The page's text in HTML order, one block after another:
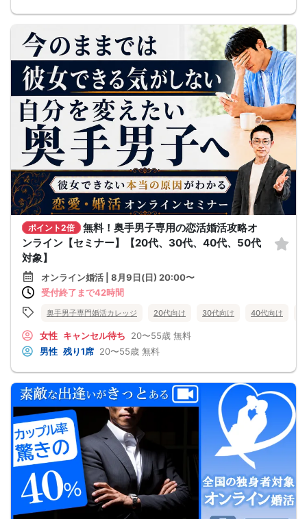
ポイント2倍
無料！奥手男子専用の恋活婚活攻略オ
ンライン【セミナー】【20代、30代、40代、50代
対象】
オンライン婚活 | 8月9日(日) 20:00〜
受付終了まで42時間
奥手男子専門婚活カレッジ 20代向け 30代向け 40代向け
女性 キャンセル待ち 20〜55歳 無料
男性 残り1席 20〜55歳 無料